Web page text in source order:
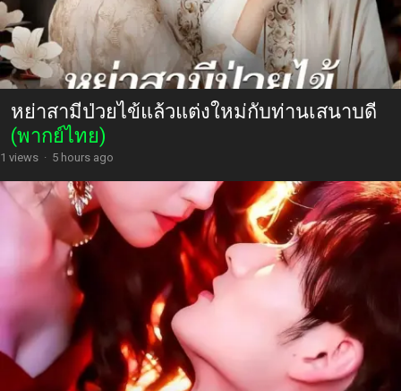
หย่าสามีป่วยไข้แล้วแต่งใหม่กับท่านเสนาบดี
(พากย์ไทย)
1 views · 5 hours ago